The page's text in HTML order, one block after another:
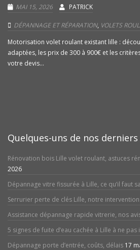
MAI 15, 2026 PATRICK
DÉPANNAGE ET RÉPARATION, VOLETS
Motorisation volet roulant existant lille :
adaptées, les prix de 300 à 900€ et les
votre devis...
Quelques-uns de nos
Rénovation bois Lille volet roulant, astuces
2026
Dépannage vitre fissurée à Lille, ce qu’il faut
Serrurier perte de clés Lille, notre
Assistance dépannage rapide vitrerie, nos
5 signes de fuite d’eau cachée à Lille à ne
Dépannage porte d’entrée, coûts, délais 17